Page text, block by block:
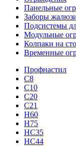
Панельные
Заборы
Подсистемы
Модульные
Колпаки на
Временные
Профнастил
С8
С10
С20
С21
H60
H75
HС35
НС44